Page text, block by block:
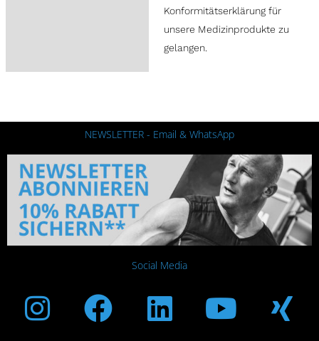
Konformitätserklärung für
unsere Medizinprodukte zu
gelangen.
NEWSLETTER - Email & WhatsApp
Social Media
Instagram
Facebook
Linkedin